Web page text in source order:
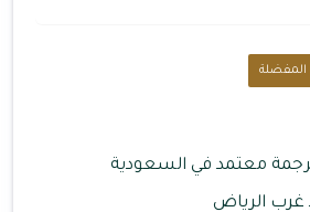
معتمد في السعودية
الرياض